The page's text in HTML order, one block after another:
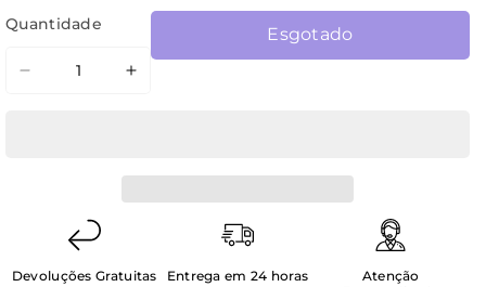
indisponível
Quantidade
Diminuir
Espuma
Faom
Roller
Aumentar
Rolo
de
Roller
Esgotado
Devoluções Gratuitas Entrega em 24 horas
Atenção